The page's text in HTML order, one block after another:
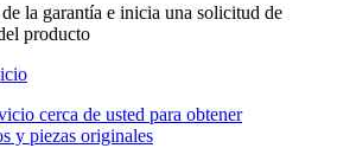
la garantía e inicia una solicitud de
producto
cerca de usted para obtener
y piezas originales